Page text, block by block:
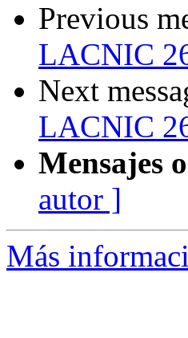
Previous
LACNIC
Next
LACNIC
Mensajes
autor ]
Más